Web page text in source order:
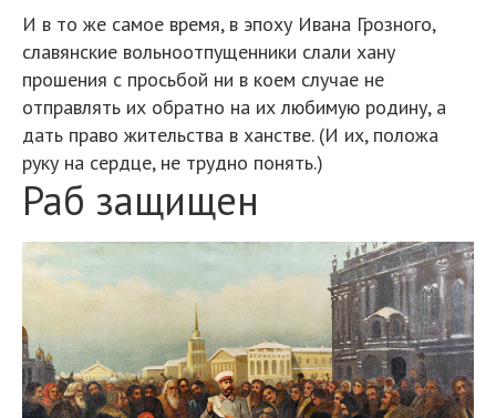
И в то же самое время, в эпоху Ивана Грозного,
славянские вольноотпущенники слали хану
прошения с просьбой ни в коем случае не
отправлять их обратно на их любимую родину, а
дать право жительства в ханстве. (И их, положа
руку на сердце, не трудно понять.)
Раб защищен